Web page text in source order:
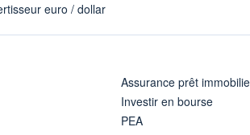
euro / dollar
Assurance prêt
Investir en bourse
PEA